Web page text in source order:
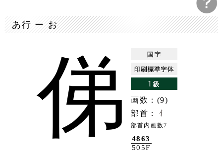
あ行 ー お
俤
画数：(9)
部首：
部首内画数7
4863
505F